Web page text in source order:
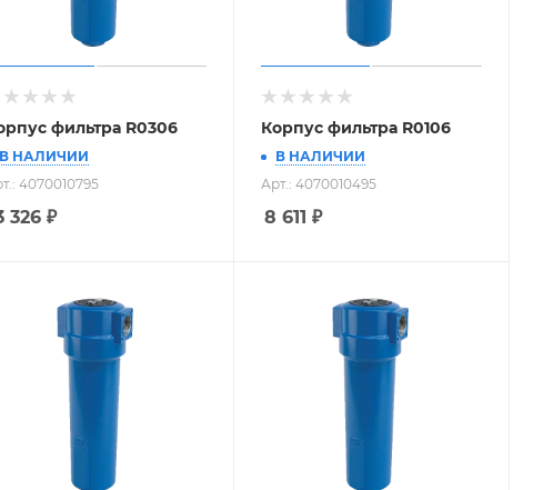
фильтра R0306
В НАЛИЧИИ
4070010795
326 ₽
Корпус фильтра R0106
В НАЛИЧИИ
Арт.: 4070010495
8 611 ₽